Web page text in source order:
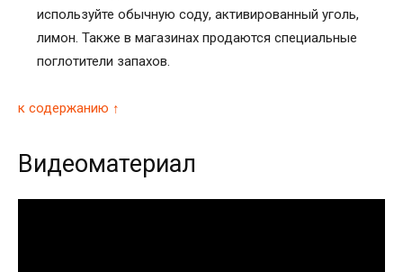
используйте обычную соду, активированный уголь,
лимон. Также в магазинах продаются специальные
поглотители запахов.
к содержанию ↑
Видеоматериал